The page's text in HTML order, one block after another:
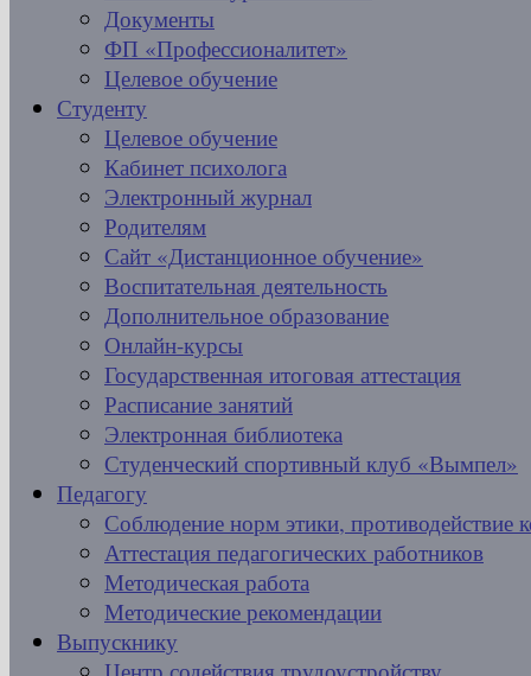
Документы
ФП «Профессионалитет»
Целевое обучение
Студенту
Целевое обучение
Кабинет психолога
Электронный журнал
Родителям
Сайт «Дистанционное обучение»
Воспитательная деятельность
Дополнительное образование
Онлайн-курсы
Государственная итоговая аттестация
Расписание занятий
Электронная библиотека
Студенческий спортивный клуб «Вымпел»
Педагогу
Соблюдение норм этики, противодействие
Аттестация педагогических работников
Методическая работа
Методические рекомендации
Выпускнику